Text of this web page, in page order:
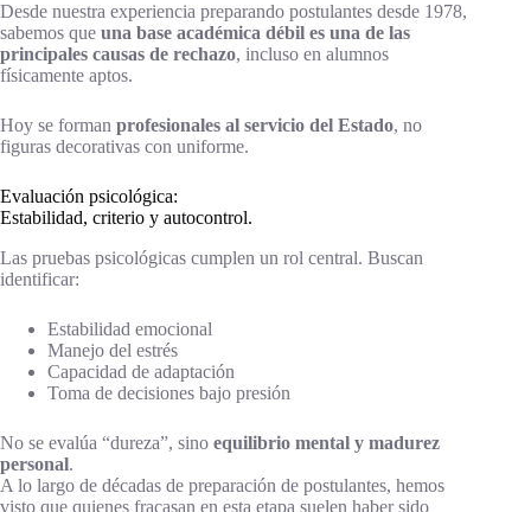
Desde nuestra experiencia preparando postulantes desde 1978,
sabemos que una base académica débil es una de las
principales causas de rechazo, incluso en alumnos
físicamente aptos.
Hoy se forman profesionales al servicio del Estado, no
figuras decorativas con uniforme.
Evaluación psicológica:
Estabilidad, criterio y autocontrol.
Las pruebas psicológicas cumplen un rol central. Buscan
identificar:
Estabilidad emocional
Manejo del estrés
Capacidad de adaptación
Toma de decisiones bajo presión
No se evalúa “dureza”, sino equilibrio mental y madurez
personal.
A lo largo de décadas de preparación de postulantes, hemos
visto que quienes fracasan en esta etapa suelen haber sido